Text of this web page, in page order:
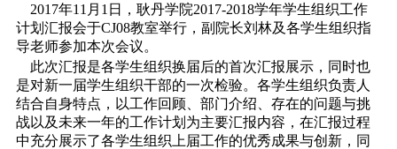
2017年11月1日，耿丹学院2017-2018学年学生组织工作
计划汇报会于CJ08教室举行，副院长刘林及各学生组织指
导老师参加本次会议。
此次汇报是各学生组织换届后的首次汇报展示，同时也
是对新一届学生组织干部的一次检验。各学生组织负责人
结合自身特点，以工作回顾、部门介绍、存在的问题与挑
战以及未来一年的工作计划为主要汇报内容，在汇报过程
中充分展示了各学生组织上届工作的优秀成果与创新，同